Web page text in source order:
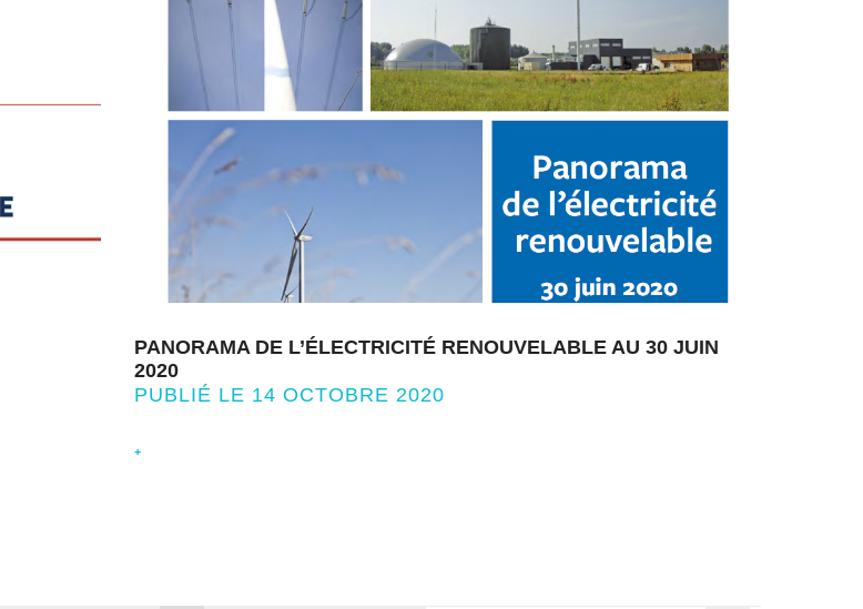
PANORAMA DE L’ÉLECTRICITÉ RENOUVELABLE AU 30 JUIN
2020
PUBLIÉ LE 14 OCTOBRE 2020
+